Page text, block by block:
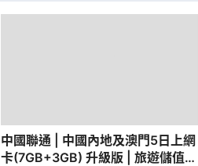
中國聯通 | 中國內地及澳門5日上網
卡(7GB+3GB) 升級版 | 旅遊儲值卡